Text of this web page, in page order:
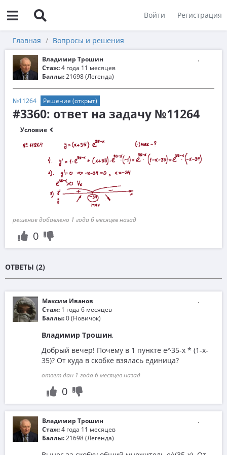
Войти Регистрация
Главная Вопросы и решения
Владимир Трошин
Стаж:4 года 11 месяцев
Баллы:21698 (Легенда)
№11264 Решение (открыт)
#3360: ответ на задачу №11264
Условие
решение добавлено 1 года 6 месяцев назад
0
ОТВЕТЫ (2)
Максим Иванов
Стаж: 1 года 6 месяцев
Баллы:0 (Новичок)
Владимир Трошин,
Добрый вечер! Почему в 1 пункте e^35-x * (1-x-
35)? От куда в скобке взялась единица?
ответ дан 1 года 6 месяцев назад
0
Владимир Трошин
Стаж:4 года 11 месяцев
Баллы:21698 (Легенда)